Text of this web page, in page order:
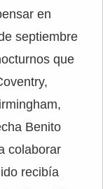
en
septiembre
que
Benito
colaborar
recibía